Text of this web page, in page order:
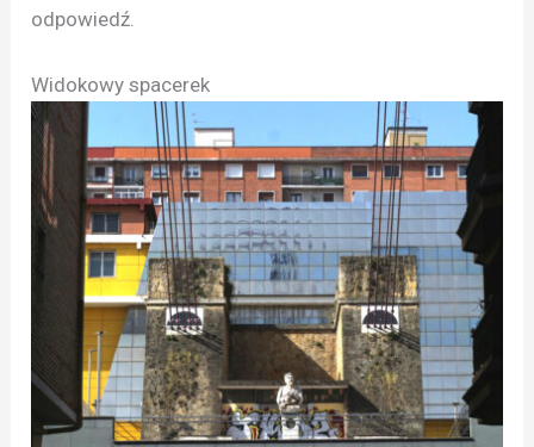
odpowiedź.
Widokowy spacerek